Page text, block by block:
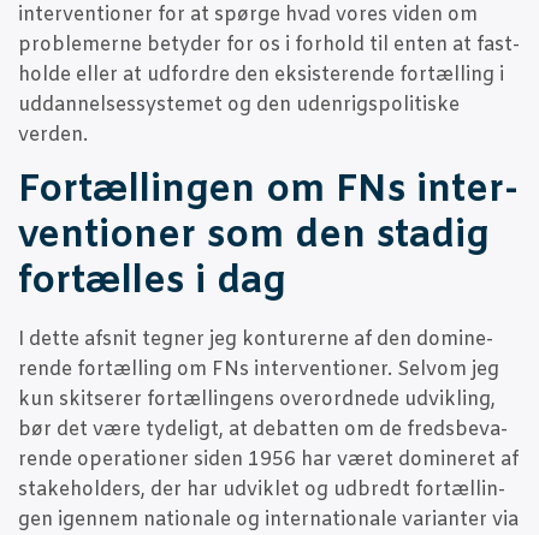
inter­ven­tio­ner for at spør­ge hvad vores viden om
pro­ble­mer­ne bety­der for os i for­hold til enten at fast­
hol­de eller at udfor­dre den eksi­ste­ren­de for­tæl­ling i
uddan­nel­ses­sy­ste­met og den uden­rigs­po­li­ti­ske
verden.
For­tæl­lin­gen om FNs inter­
ven­tio­ner som den sta­dig
for­tæl­les i dag
I det­te afsnit teg­ner jeg kon­tu­rer­ne af den domi­ne­
ren­de for­tæl­ling om FNs inter­ven­tio­ner. Selv­om jeg
kun skit­se­rer for­tæl­lin­gens over­ord­ne­de udvik­ling,
bør det være tyde­ligt, at debat­ten om de freds­be­va­
ren­de ope­ra­tio­ner siden 1956 har været domi­ne­ret af
sta­ke­hol­ders, der har udvik­let og udbredt for­tæl­lin­
gen igen­nem natio­na­le og inter­na­tio­na­le vari­an­ter via